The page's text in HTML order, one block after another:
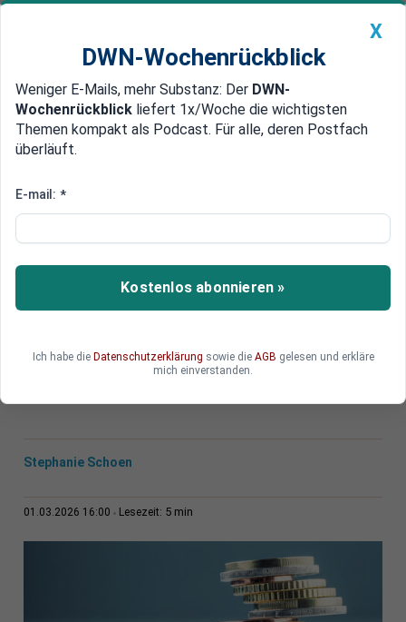
Newsticker MEIN DWN: Geldanlage Premium
Edelmetalle DWN-Magazin China
Zugang zum Bargeld wird
stemmen sich dagegen
Die Hürden für Barzahler wachsen: Ob an SB-
Kassen, beim Ticketkauf oder im Schwimmbad –
Türen. 14 Organisationen schlagen deshalb in
einem gemeinsamen Appell Alarm.
Stephanie Schoen
01.03.2026 16:00 Lesezeit: 5 min
X
DWN-Wochenrückblick
Weniger E-Mails, mehr Substanz: Der DWN-
Wochenrückblick liefert 1x/Woche die wichtigsten
Themen kompakt als Podcast. Für alle, deren Postfach
überläuft.
E-mail: *
Kostenlos abonnieren »
Ich habe die Datenschutzerklärung sowie die AGB gelesen und erkläre
mich einverstanden.